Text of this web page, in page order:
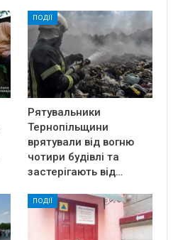
ПОДІЇ
Рятувальники
Тернопільщини
врятували від вогню
чотири будівлі та
застерігають від…
ПОДІЇ